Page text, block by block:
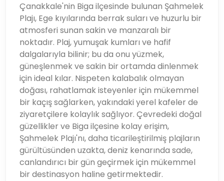
Çanakkale'nin Biga ilçesinde bulunan Şahmelek
Plajı, Ege kıyılarında berrak suları ve huzurlu bir
atmosferi sunan sakin ve manzaralı bir
noktadır. Plaj, yumuşak kumları ve hafif
dalgalarıyla bilinir; bu da onu yüzmek,
güneşlenmek ve sakin bir ortamda dinlenmek
için ideal kılar. Nispeten kalabalık olmayan
doğası, rahatlamak isteyenler için mükemmel
bir kaçış sağlarken, yakındaki yerel kafeler de
ziyaretçilere kolaylık sağlıyor. Çevredeki doğal
güzellikler ve Biga ilçesine kolay erişim,
Şahmelek Plajı'nı, daha ticarileştirilmiş plajların
gürültüsünden uzakta, deniz kenarında sade,
canlandırıcı bir gün geçirmek için mükemmel
bir destinasyon haline getirmektedir.